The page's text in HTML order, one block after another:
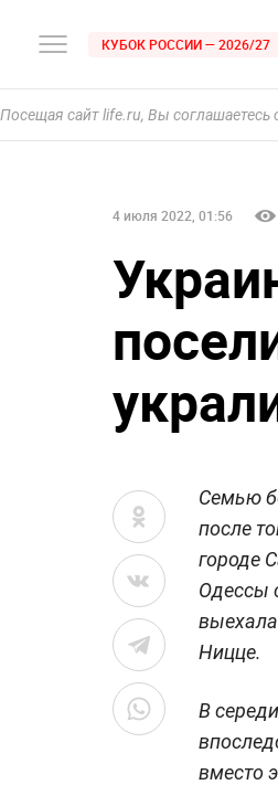
КУБОК РОССИИ — 2026/27
Посещая сайт life.ru, Вы соглашаетесь
4 июля 2022, 01:56
Семью
после
городе
Одессы
Ницце.
В
вместо